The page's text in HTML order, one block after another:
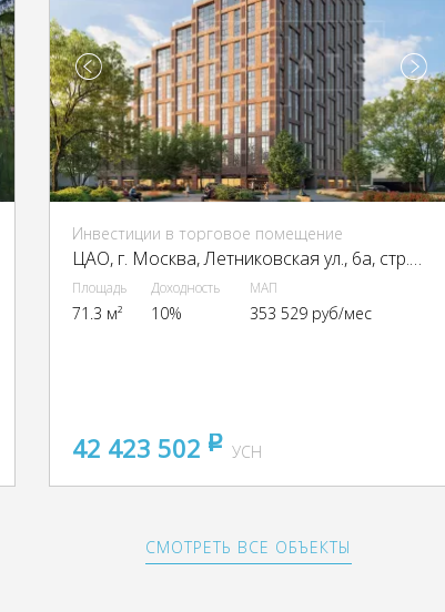
Инвестиции в торговое помещение
ЦАО, г. Москва, Летниковская ул., 6а, стр. 1,2,3,7,10
Площадь
71.3 м²
Доходность
10%
МАП
353 529 руб/мес
42 423 502 pуб
УСН
СМОТРЕТЬ ВСЕ ОБЪЕКТЫ